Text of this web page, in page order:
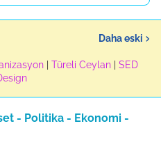
Daha eski
Türeli Ceylan
SED
- Politika - Ekonomi -